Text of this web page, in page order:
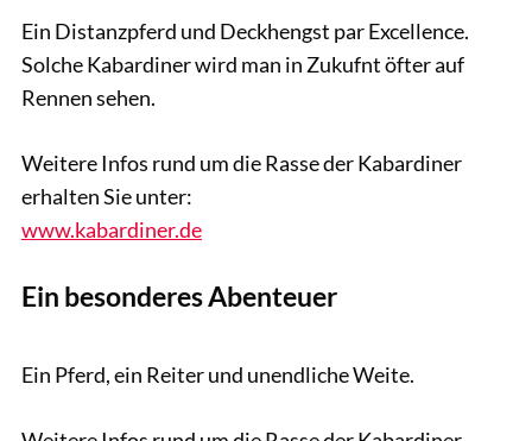
Ein Distanzpferd und Deckhengst par Excellence.
Solche Kabardiner wird man in Zukufnt öfter auf
Rennen sehen.
Weitere Infos rund um die Rasse der Kabardiner
erhalten Sie unter:
www.kabardiner.de
Ein besonderes Abenteuer
Ein Pferd, ein Reiter und unendliche Weite.